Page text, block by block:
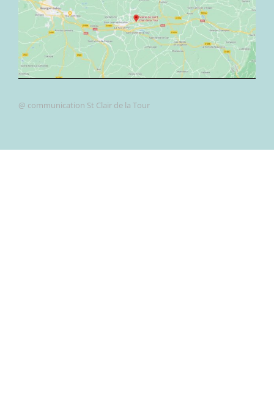
@ communication St Clair de la Tour